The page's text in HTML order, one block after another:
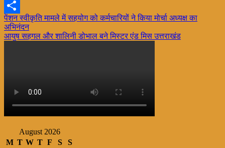
X
Share
Post
navigation
पेंशन स्वीकृति मामले में सहयोग को कर्मचारियों ने किया मोर्चा अध्यक्ष का
अभिनंदन
आयुष सहगल और शालिनी डोभाल बने मिस्टर एंड मिस उत्तराखंड
August 2026
M T W T F S
S